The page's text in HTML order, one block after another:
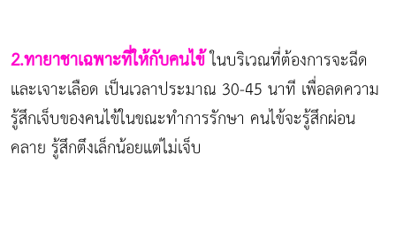
2.ทายาชาเฉพาะที่ให้กับคนไข้ในบริเวณที่ต้องการจะฉีด
และเจาะเลือด เป็นเวลาประมาณ 30-45 นาที เพื่อลดความ
รู้สึกเจ็บของคนไข้ในขณะทำการรักษา คนไข้จะรู้สึกผ่อน
คลาย รู้สึกตึงเล็กน้อยแต่ไม่เจ็บ